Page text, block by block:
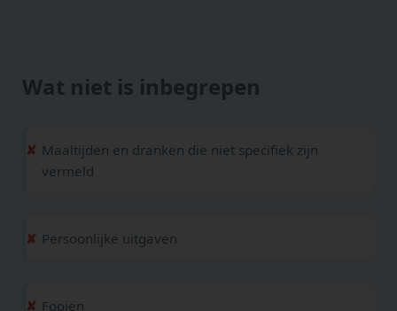
Wat niet is inbegrepen
Maaltijden en dranken die niet specifiek zijn
vermeld
Persoonlijke uitgaven
Fooien